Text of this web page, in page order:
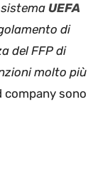
sistema UEFA
di
del FFP di
molto più
company sono